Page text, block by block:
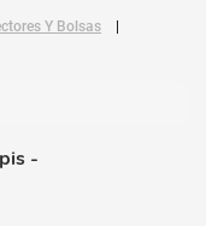
Y Bolsas
-